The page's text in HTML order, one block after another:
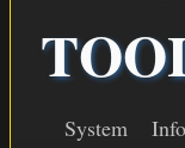
System